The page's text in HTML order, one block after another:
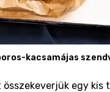
kacsamájas
egy kis